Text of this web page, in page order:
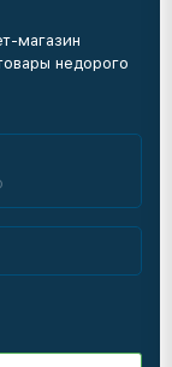
магазин
недорого